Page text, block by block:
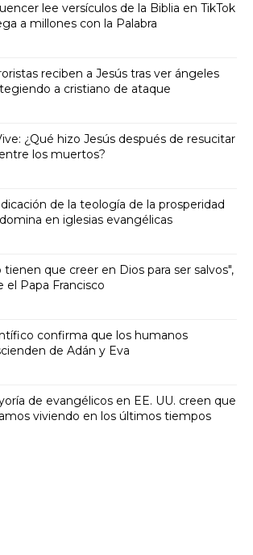
lee versículos de la Biblia en TikTok
a millones con la Palabra
reciben a Jesús tras ver ángeles
a cristiano de ataque
¿Qué hizo Jesús después de resucitar
los muertos?
de la teología de la prosperidad
en iglesias evangélicas
tienen que creer en Dios para ser salvos",
el Papa Francisco
confirma que los humanos
de Adán y Eva
de evangélicos en EE. UU. creen que
viviendo en los últimos tiempos